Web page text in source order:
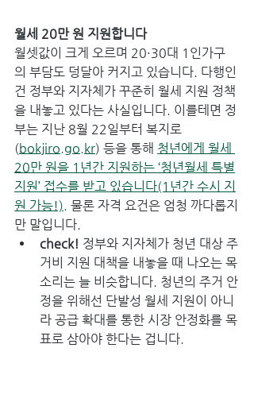
월세 20만 원 지원합니다
월셋값이 크게 오르며 20·30대 1인가구
의 부담도 덩달아 커지고 있습니다. 다행인
건 정부와 지자체가 꾸준히 월세 지원 정책
을 내놓고 있다는 사실입니다. 이를테면 정
부는 지난 8월 22일부터 복지로
(bokjiro.go.kr) 등을 통해 청년에게 월세
20만 원을 1년간 지원하는 ‘청년월세 특별
지원’ 접수를 받고 있습니다(1년간 수시 지
원 가능!). 물론 자격 요건은 엄청 까다롭지
만 말입니다.
check! 정부와 지자체가 청년 대상 주
거비 지원 대책을 내놓을 때 나오는 목
소리는 늘 비슷합니다. 청년의 주거 안
정을 위해선 단발성 월세 지원이 아니
라 공급 확대를 통한 시장 안정화를 목
표로 삼아야 한다는 겁니다.